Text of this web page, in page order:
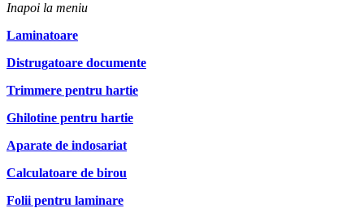
Inapoi la meniu
Laminatoare
Distrugatoare documente
Trimmere pentru hartie
Ghilotine pentru hartie
Aparate de indosariat
Calculatoare de birou
Folii pentru laminare